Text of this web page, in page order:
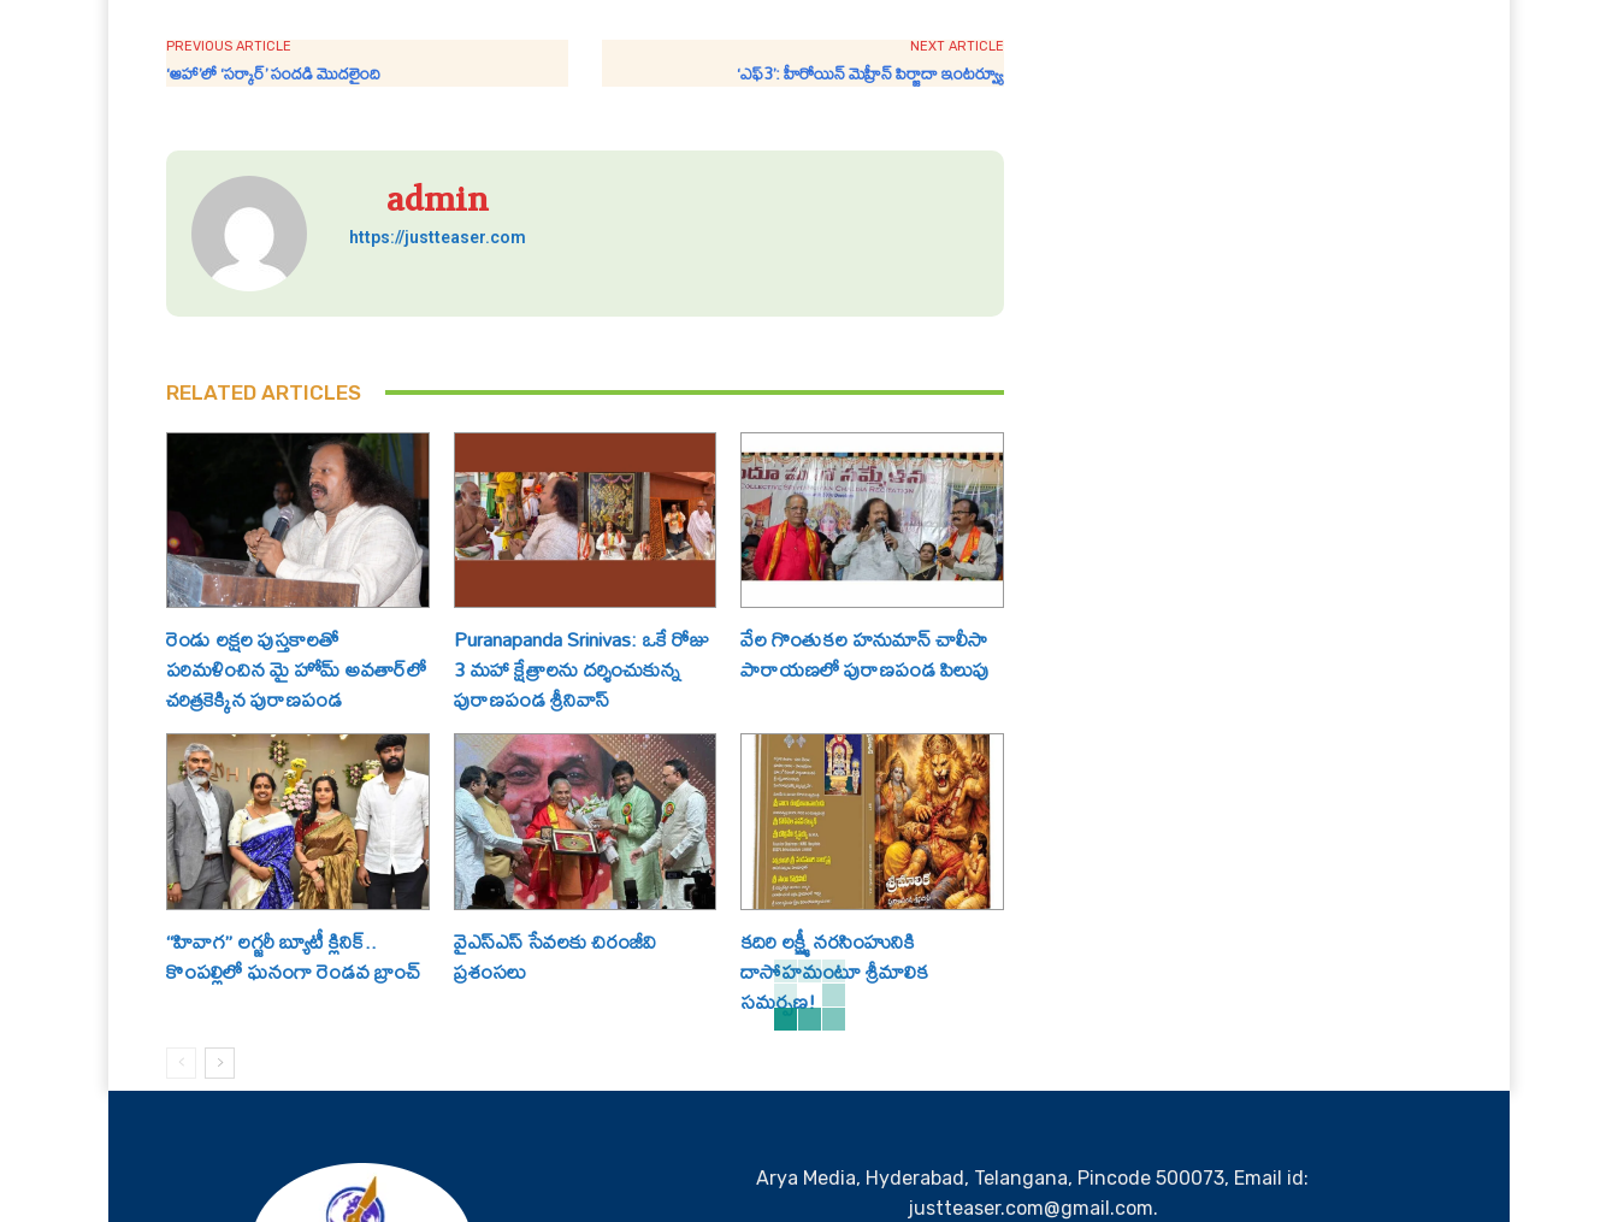
PREVIOUS ARTICLE
‘ఆహా’లో ‘సర్కార్’ సంద‌డి మొదలైంది
NEXT ARTICLE
‘ఎఫ్3’: హీరోయిన్ మెహ్రీన్ పిర్జాదా ఇంటర్వ్యూ
admin
https://justteaser.com
RELATED ARTICLES
రెండు లక్షల పుస్తకాలతో
పరిమళించిన మై హోమ్ అవతార్‌లో
చరిత్రకెక్కిన పురాణపండ
Puranapanda Srinivas: ఒకే రోజు
3 మహా క్షేత్రాలను దర్శించుకున్న
పురాణపండ శ్రీనివాస్
వేల గొంతుకల హనుమాన్ చాలీసా
పారాయణలో పురాణపండ పిలుపు
“హివాగ” లగ్జరీ బ్యూటీ క్లినిక్..
కొంపల్లిలో ఘనంగా రెండవ బ్రాంచ్
వైఎస్ఎస్ సేవలకు చిరంజీవి
ప్రశంసలు
కదిరి లక్ష్మీ నరసింహునికి
దాసోహమంటూ శ్రీమాలిక
సమర్పణ!
Arya Media, Hyderabad, Telangana, Pincode 500073, Email id:
justteaser.com@gmail.com.